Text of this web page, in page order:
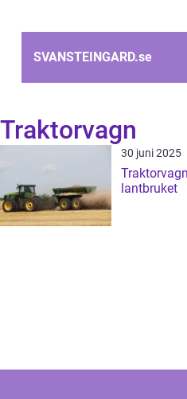
SVANSTEINGARD.se
Traktorvagn
30 juni 2025
lantbruket